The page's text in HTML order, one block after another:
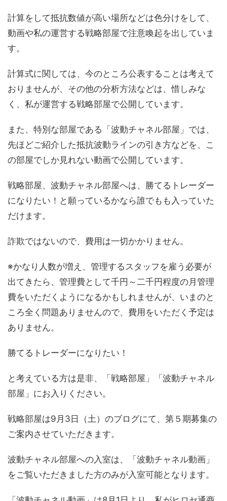
計算をして抵抗数値が高い場所などは色分けをして、
動画や私の運営する戦略部屋で注意喚起を出していま
す。
計算式に関しては、今のところ公表することは考えて
おりませんが、その他の分析方法などは、惜しみな
く、私が運営する戦略部屋で公開しています。
また、特別な部屋である「波動チャネル部屋」では、
先ほどご紹介した抵抗波動ラインの引き方などを、こ
の部屋でしか見れない動画で公開しています。
戦略部屋、波動チャネル部屋へは、勝てるトレーダー
になりたい！と願っているかなら誰でもも入っていた
だけます。
詐欺ではないので、費用は一切かかりません。
※かなり人数が増え、管理するスタッフを雇う必要が
出てきたら、管理費として千円～二千円程度の月管理
費をいただくようになるかもしれませんが、いまのと
ころ全く問題ありませんので、費用をいただく予定は
ありません。
勝てるトレーダーになりたい！
と考えている方は是非、「戦略部屋」「波動チャネル
部屋」にお入りください。
戦略部屋は9月3日（土）のブログにて、第５期募集の
ご案内させていただきます。
波動チャネル部屋への入室は、「波動チャネル動画」
をご覧いただきました方のみが入室可能となります。